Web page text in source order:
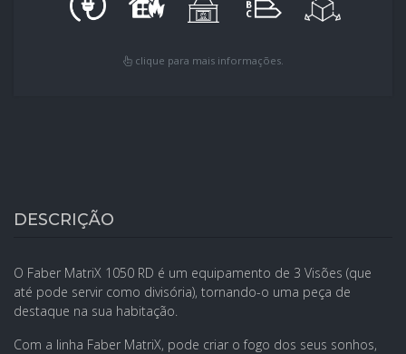
clique para mais informações.
DESCRIÇÃO
O Faber MatriX 1050 RD é um equipamento de 3 Visões (que
até pode servir como divisória), tornando-o uma peça de
destaque na sua habitação.
Com a linha Faber MatriX, pode criar o fogo dos seus sonhos,